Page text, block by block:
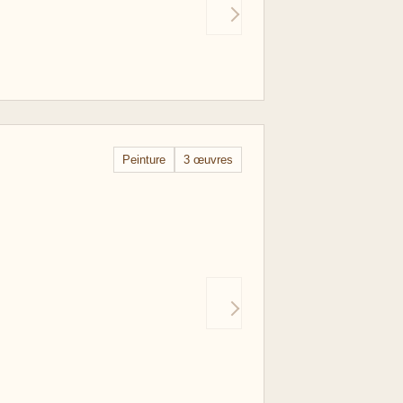
Peinture 3 œuvres